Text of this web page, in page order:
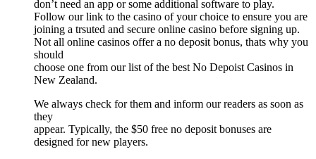
don’t need an app or some additional software to play.
Follow our link to the casino of your choice to ensure you are
joining a trsuted and secure online casino before signing up.
Not all online casinos offer a no deposit bonus, thats why you
should
choose one from our list of the best No Depoist Casinos in
New Zealand.
We always check for them and inform our readers as soon as
they
appear. Typically, the $50 free no deposit bonuses are
designed for new players.